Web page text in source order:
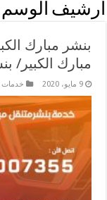
أرشيف الوسم
مبارك الكبير/
9 مايو، 2020 خدمات